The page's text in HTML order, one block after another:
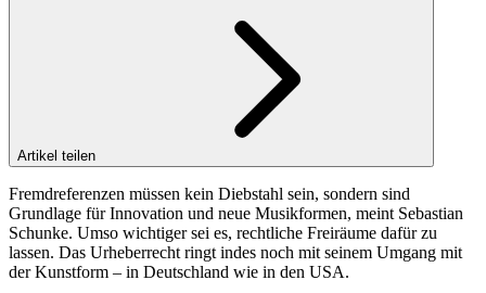
Artikel teilen
Fremdreferenzen müssen kein Diebstahl sein, sondern sind
Grundlage für Innovation und neue Musikformen, meint Sebastian
Schunke. Umso wichtiger sei es, rechtliche Freiräume dafür zu
lassen. Das Urheberrecht ringt indes noch mit seinem Umgang mit
der Kunstform – in Deutschland wie in den USA.